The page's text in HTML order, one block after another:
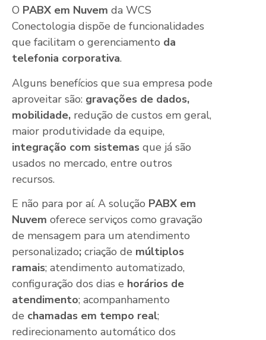
O PABX em Nuvem da WCS
Conectologia dispõe de funcionalidades
que facilitam o gerenciamento da
telefonia corporativa.
Alguns benefícios que sua empresa pode
aproveitar são: gravações de dados,
mobilidade, redução de custos em geral,
maior produtividade da equipe,
integração com sistemas que já são
usados no mercado, entre outros
recursos.
E não para por aí. A solução PABX em
Nuvem oferece serviços como gravação
de mensagem para um atendimento
personalizado; criação de múltiplos
ramais; atendimento automatizado,
configuração dos dias e horários de
atendimento; acompanhamento
de chamadas em tempo real;
redirecionamento automático dos